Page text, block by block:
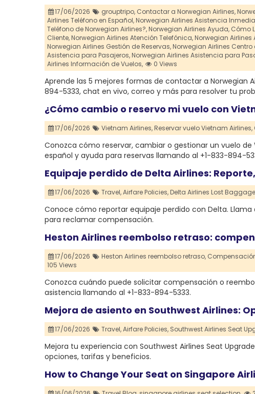
17/06/2026 grouptripo, Contactar a Norwegian Airlines,
Airlines Teléfono en Español,Norwegian Airlines Asistencia
Teléfono de Norwegian Airlines?,Norwegian Airlines Ayuda, Cómo
Cliente,Norwegian Airlines Atención Telefónica,Norwegian Airlines
Norwegian Airlines Gestión de Reservas,Norwegian Airlines Centro
Asistencia para Pasajeros,Norwegian Airlines Asistencia para
Airlines Información de Vuelos,
0 Views
Aprende las 5 mejores formas de contactar a Norwegian
894-5333, chat en vivo, correo y más para resolver tu
¿Cómo cambio o reservo mi vuelo con
17/06/2026 Vietnam Airlines,Reservar vuelo Vietnam Airlines,
Conozca cómo reservar, cambiar o gestionar un vuelo de
español y ayuda para reservas llamando al +1-833-894-
Equipaje perdido de Delta Airlines:
17/06/2026 Travel,Airfare Policies,Delta Airlines Lost
Conoce cómo reportar equipaje perdido con Delta.
para reclamar compensación.
Heston Airlines reembolso retraso:
17/06/2026 Heston Airlines reembolso retraso,
105 Views
Conozca cuándo puede solicitar compensación o
asistencia llamando al +1-833-894-5333.
Mejora de asiento en Southwest Airlines:
17/06/2026 Travel,Airfare Policies, Southwest Airlines Seat
Mejora tu experiencia con Southwest Airlines Seat
opciones, tarifas y beneficios.
How to Change Your Seat on Singapore